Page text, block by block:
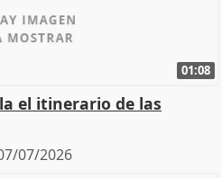
01:08
el itinerario de las
07/2026